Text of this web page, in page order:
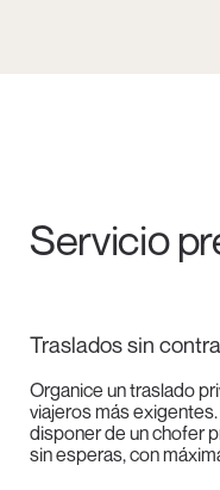
Servicio
Traslados sin
Organice un traslado
viajeros más
disponer de un chofer
sin esperas, con